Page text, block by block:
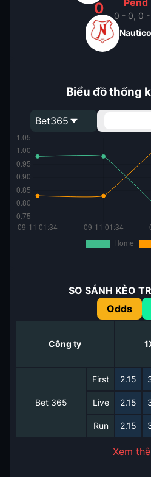
0 Pend
0 - 0, 0 -
Biểu đồ thống
Bet365
SO SÁNH KÈO
Odds
Công ty
Bet 365
First 2.15
Live 2.15
Run 2.15
Xem